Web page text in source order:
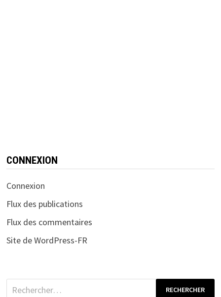
CONNEXION
Connexion
Flux des publications
Flux des commentaires
Site de WordPress-FR
Rechercher :